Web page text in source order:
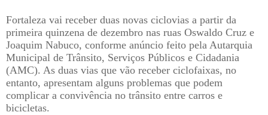
Fortaleza vai receber duas novas ciclovias a partir da
primeira quinzena de dezembro nas ruas Oswaldo Cruz e
Joaquim Nabuco, conforme anúncio feito pela Autarquia
Municipal de Trânsito, Serviços Públicos e Cidadania
(AMC). As duas vias que vão receber ciclofaixas, no
entanto, apresentam alguns problemas que podem
complicar a convivência no trânsito entre carros e
bicicletas.